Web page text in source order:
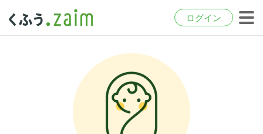
ログイン